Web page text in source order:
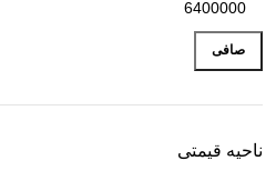
صافی
ناحیه قیمتی